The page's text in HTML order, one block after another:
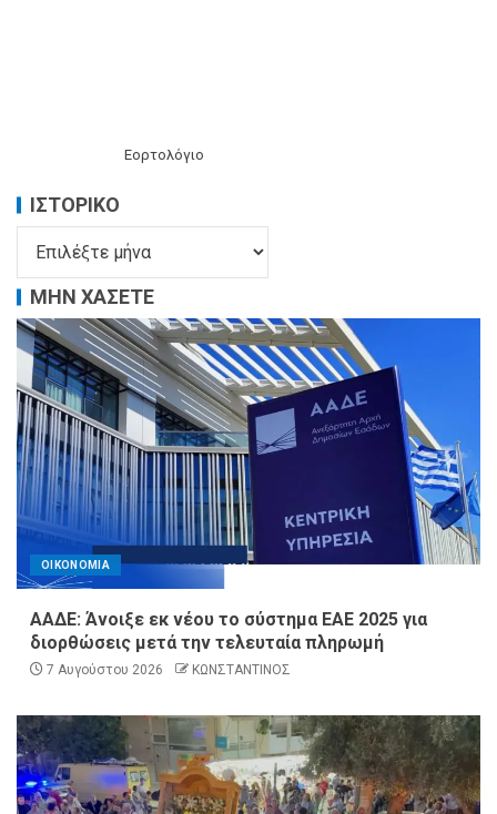
Εορτολόγιο
ΙΣΤΟΡΙΚΌ
ΜΗΝ ΧΑΣΕΤΕ
ΟΙΚΟΝΟΜΙΑ
ΑΑΔΕ: Άνοιξε εκ νέου το σύστημα ΕΑΕ 2025 για
διορθώσεις μετά την τελευταία πληρωμή
7 Αυγούστου 2026 ΚΩΝΣΤΑΝΤΙΝΟΣ